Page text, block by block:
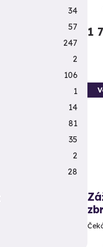
1
34
57
247
2
106
1
14
81
35
2
28